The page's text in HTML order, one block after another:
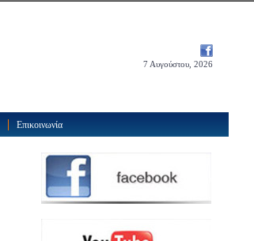
7 Αυγούστου, 2026
Επικοινωνία